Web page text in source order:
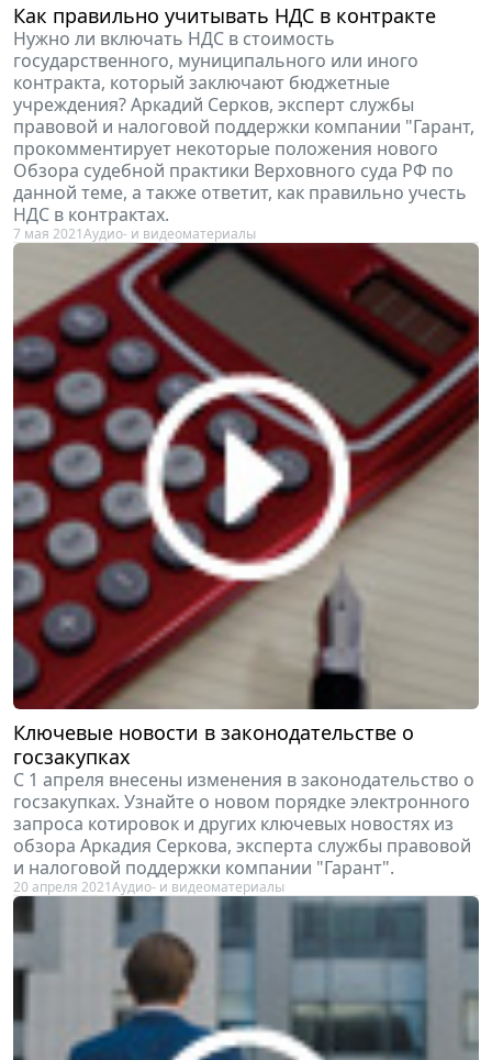
Как правильно учитывать НДС в контракте
Нужно ли включать НДС в стоимость
государственного, муниципального или иного
контракта, который заключают бюджетные
учреждения? Аркадий Серков, эксперт службы
правовой и налоговой поддержки компании "Гарант,
прокомментирует некоторые положения нового
Обзора судебной практики Верховного суда РФ по
данной теме, а также ответит, как правильно учесть
НДС в контрактах.
7 мая 2021Аудио- и видеоматериалы
Ключевые новости в законодательстве о
госзакупках
С 1 апреля внесены изменения в законодательство о
госзакупках. Узнайте о новом порядке электронного
запроса котировок и других ключевых новостях из
обзора Аркадия Серкова, эксперта службы правовой
и налоговой поддержки компании "Гарант".
20 апреля 2021Аудио- и видеоматериалы